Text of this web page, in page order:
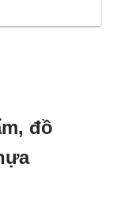
đồ